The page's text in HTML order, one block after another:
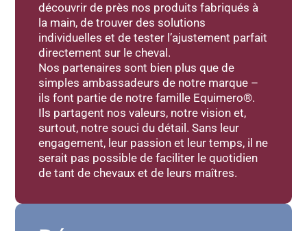
découvrir de près nos produits fabriqués à
la main, de trouver des solutions
individuelles et de tester l’ajustement parfait
directement sur le cheval.
Nos partenaires sont bien plus que de
simples ambassadeurs de notre marque –
ils font partie de notre famille Equimero®.
Ils partagent nos valeurs, notre vision et,
surtout, notre souci du détail. Sans leur
engagement, leur passion et leur temps, il ne
serait pas possible de faciliter le quotidien
de tant de chevaux et de leurs maîtres.